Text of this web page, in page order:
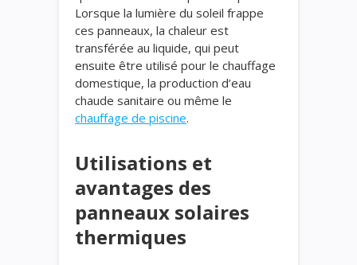
Lorsque la lumière du soleil frappe
ces panneaux, la chaleur est
transférée au liquide, qui peut
ensuite être utilisé pour le chauffage
domestique, la production d’eau
chaude sanitaire ou même le
chauffage de piscine.
Utilisations et
avantages des
panneaux solaires
thermiques